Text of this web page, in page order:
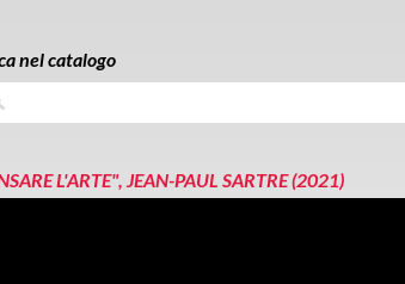
nel catalogo
L'ARTE", JEAN-PAUL SARTRE (2021)